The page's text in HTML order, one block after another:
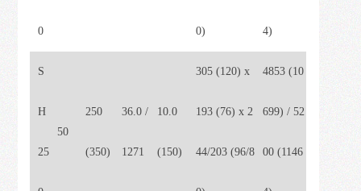
0 0) 4)
S
H
25
50
250
(350)
36.0 /
1271
10.0
(150)
305 (120) x
193 (76) x 2
44/203 (96/8
4853 (10
699) / 52
00 (1146